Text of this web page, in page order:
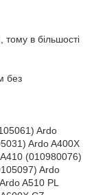
в більшості
без
Ardo
Ardo A400X
(010980076)
Ardo
A510 PL